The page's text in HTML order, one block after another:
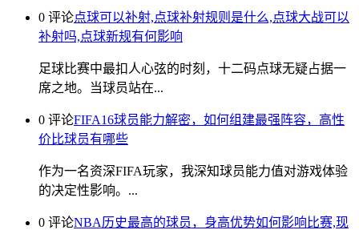
0 评论点球可以补射,点球补射规则是什么,点球大战可以
补射吗,点球新规有何影响
足球比赛中最扣人心弦的时刻，十二码点球无疑占据一
席之地。当球员站在...
0 评论FIFA16球员能力解密，如何组建最强阵容，高性
价比球员有哪些
作为一名资深FIFA玩家，我深知球员能力值对游戏体验
的决定性影响。...
0 评论NBA历史最高的球员，身高优势如何影响比赛,现